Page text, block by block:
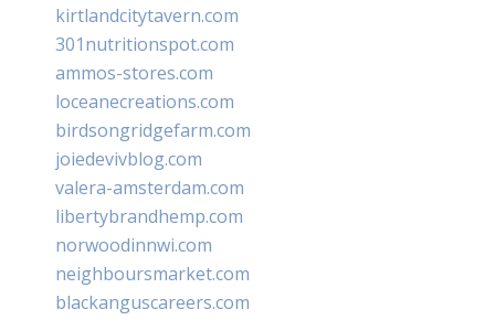
kirtlandcitytavern.com
301nutritionspot.com
ammos-stores.com
loceanecreations.com
birdsongridgefarm.com
joiedevivblog.com
valera-amsterdam.com
libertybrandhemp.com
norwoodinnwi.com
neighboursmarket.com
blackanguscareers.com